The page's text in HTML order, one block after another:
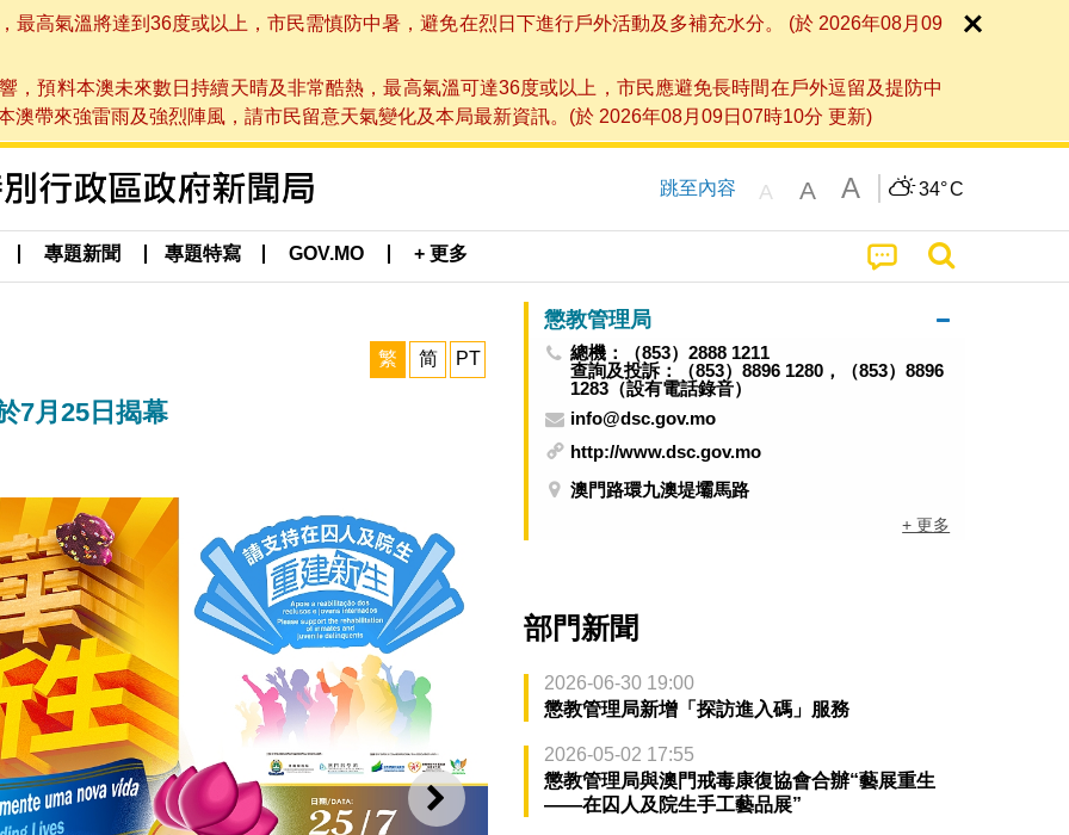
最高氣溫將達到36度或以上，市民需慎防中暑，避免在烈日下進行戶外活動及多補充水分。 (於 2026年08月09
，預料本澳未來數日持續天晴及非常酷熱，最高氣溫可達36度或以上，市民應避免長時間在戶外逗留及提防中
澳帶來強雷雨及強烈陣風，請市民留意天氣變化及本局最新資訊。(於 2026年08月09日07時10分 更新)
跳至內容 A A A 34°C
專題新聞 專題特寫 GOV.MO + 更多
繁 简 PT
7月25日揭幕
下一則
懲教管理局
總機：（853）2888 1211
查詢及投訴：（853）8896 1280，（853）8896
1283（設有電話錄音）
info@dsc.gov.mo
http://www.dsc.gov.mo
澳門路環九澳堤壩馬路
+ 更多
部門新聞
2026-06-30 19:00
懲教管理局新增「探訪進入碼」服務
2026-05-02 17:55
懲教管理局與澳門戒毒康復協會合辦“藝展重生
——在囚人及院生手工藝品展”